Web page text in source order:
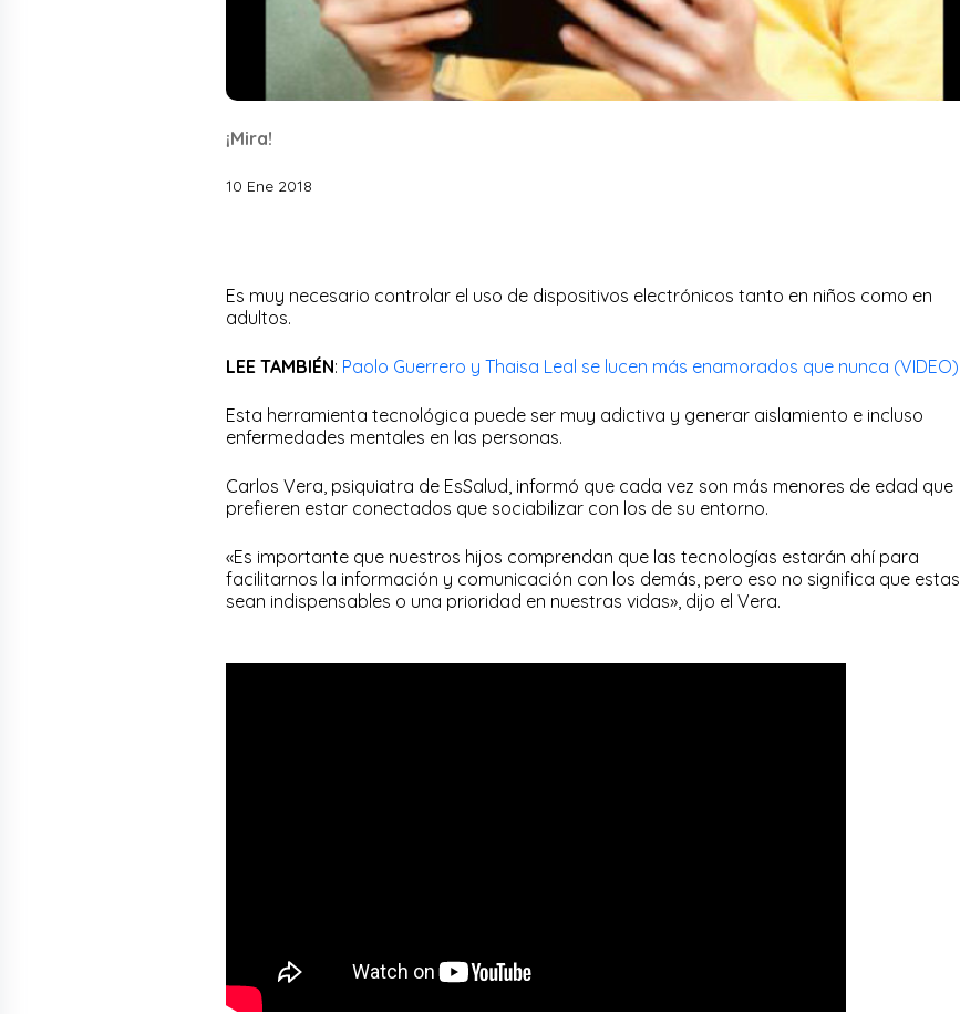
¡Mira!
10 Ene 2018
Es muy necesario controlar el uso de dispositivos electrónicos tanto en niños como en
adultos.
LEE TAMBIÉN: Paolo Guerrero y Thaisa Leal se lucen más enamorados que nunca (VIDEO)
Esta herramienta tecnológica puede ser muy adictiva y generar aislamiento e incluso
enfermedades mentales en las personas.
Carlos Vera, psiquiatra de EsSalud, informó que cada vez son más menores de edad que
prefieren estar conectados que sociabilizar con los de su entorno.
«Es importante que nuestros hijos comprendan que las tecnologías estarán ahí para
facilitarnos la información y comunicación con los demás, pero eso no significa que estas
sean indispensables o una prioridad en nuestras vidas», dijo el Vera.